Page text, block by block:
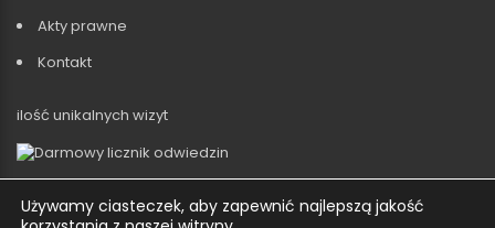
Akty prawne
Kontakt
ilość unikalnych wizyt
KDR DORADZTWO I RESTRUKTURYZACJE SP. Z O.O.
Używamy ciasteczek, aby zapewnić najlepszą jakość